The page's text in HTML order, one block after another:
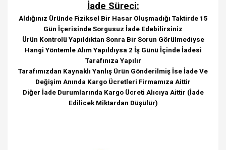
İade Süreci:
Aldığınız Üründe Fiziksel Bir Hasar Oluşmadığı Taktirde 15
Gün İçerisinde Sorgusuz İade Edebilirsiniz
Ürün Kontrolü Yapıldıktan Sonra Bir Sorun Görülmediyse
Hangi Yöntemle Alım Yapıldıysa 2 İş Günü İçinde İadesi
Tarafınıza Yapılır
Tarafımızdan Kaynaklı Yanlış Ürün Gönderilmiş İse İade Ve
Değişim Anında Kargo Ücretleri Firmamıza Aittir
Diğer İade Durumlarında Kargo Ücreti Alıcıya Aittir (İade
Edilicek Miktardan Düşülür)